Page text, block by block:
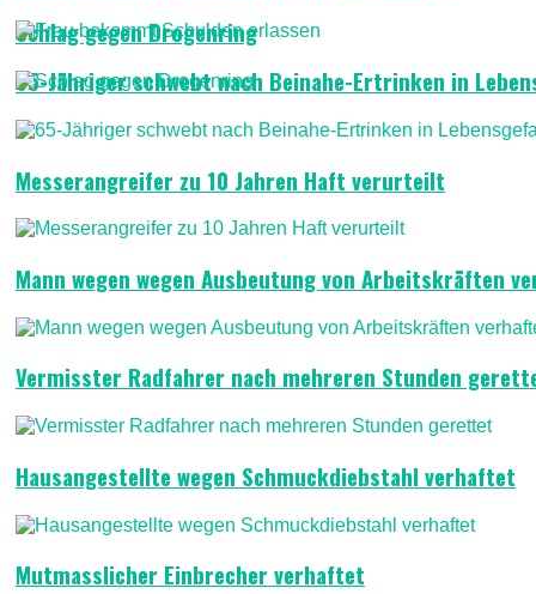
Schlag gegen Drogenring
65-Jähriger schwebt nach Beinahe-Ertrinken in
Messerangreifer zu 10 Jahren Haft verurteilt
Mann wegen wegen Ausbeutung von Arbeitskräften
Vermisster Radfahrer nach mehreren Stunden
Hausangestellte wegen Schmuckdiebstahl verhaftet
Mutmasslicher Einbrecher verhaftet